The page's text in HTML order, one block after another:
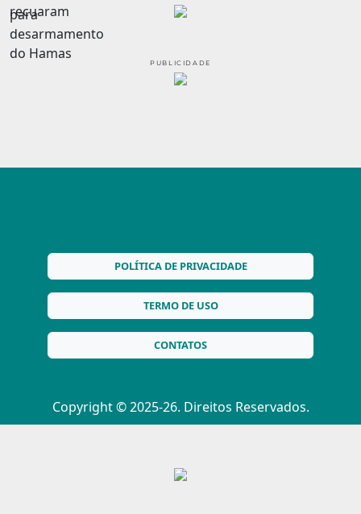
PUBLICIDADE
POLÍTICA DE PRIVACIDADE
TERMO DE USO
CONTATOS
Copyright © 2025-26. Direitos Reservados.